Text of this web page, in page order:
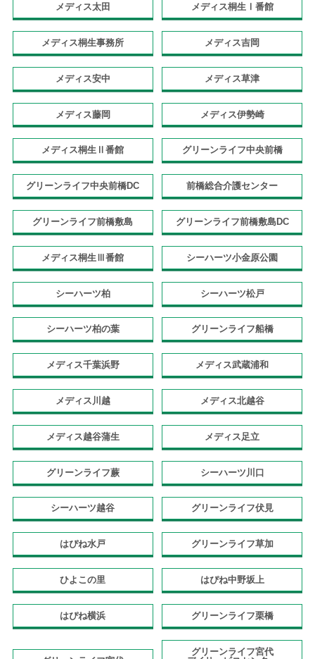
メディス太田 メディス桐生Ⅰ番館
メディス桐生事務所 メディス吉岡
メディス安中 メディス草津
メディス藤岡 メディス伊勢崎
メディス桐生Ⅱ番館 グリーンライフ中央前橋
グリーンライフ中央前橋DC 前橋総合介護センター
グリーンライフ前橋敷島 グリーンライフ前橋敷島DC
メディス桐生Ⅲ番館 シーハーツ小金原公園
シーハーツ柏 シーハーツ松戸
シーハーツ柏の葉 グリーンライフ船橋
メディス千葉浜野 メディス武蔵浦和
メディス川越 メディス北越谷
メディス越谷蒲生 メディス足立
グリーンライフ蕨 シーハーツ川口
シーハーツ越谷 グリーンライフ伏見
はぴね水戸 グリーンライフ草加
ひよこの里 はぴね中野坂上
はぴね横浜 グリーンライフ栗橋
グリーンライフ宮代